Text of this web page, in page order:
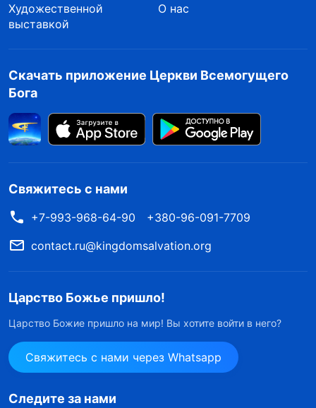
Художественной
выставкой
О нас
Скачать приложение Церкви Всемогущего
Бога
Свяжитесь с нами
+7-993-968-64-90
+380-96-091-7709
contact.ru@kingdomsalvation.org
Царство Божье пришло!
Царство Божие пришло на мир! Вы хотите войти в него?
Свяжитесь с нами через Whatsapp
Следите за нами